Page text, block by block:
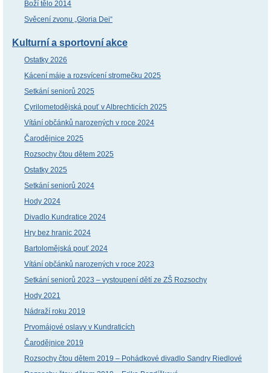
Boží tělo 2014
Svěcení zvonu „Gloria Dei“
Kulturní a sportovní akce
Ostatky 2026
Kácení máje a rozsvícení stromečku 2025
Setkání seniorů 2025
Cyrilometodějská pouť v Albrechticích 2025
Vítání občánků narozených v roce 2024
Čarodějnice 2025
Rozsochy čtou dětem 2025
Ostatky 2025
Setkání seniorů 2024
Hody 2024
Divadlo Kundratice 2024
Hry bez hranic 2024
Bartolomějská pouť 2024
Vítání občánků narozených v roce 2023
Setkání seniorů 2023 – vystoupení dětí ze ZŠ Rozsochy
Hody 2021
Nádraží roku 2019
Prvomájové oslavy v Kundraticích
Čarodějnice 2019
Rozsochy čtou dětem 2019 – Pohádkové divadlo Sandry Riedlové